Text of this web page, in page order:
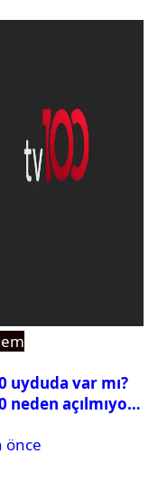
uyduda var mı?
neden açılmıyor?
önce